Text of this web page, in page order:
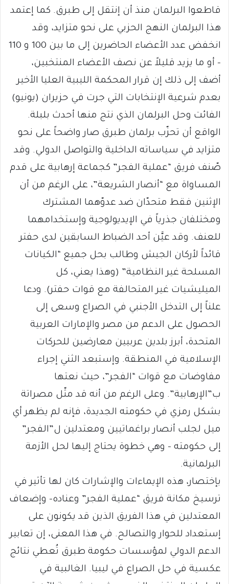
قاطعوا البرلمان منذ أن إنتقل إلى طبرق. كما إعتمد
هذا البرلمان النهج الحزبي على نحو متزايد، وقد
انخفض عدد الأعضاء الحاضرين إلى ما بين 100 و 110
– أو ما يزيد قليلاً عن نصف الأعضاء المنتخبين،
أضف إلى ذلك إن قرار المحكمة الليبية العليا الأخير
بعدم شرعية الإنتخابات التي جرت في حزيران (يونيو)
الفائت وحل البرلمان الذي نتج منها أحدث بلبلة.
الواقع أن تحزّب برلمان طبرق صار واضحاً على نحو
متزايد في سياساته الداخلية والتواصل الدولي. وقد
صّنف فريق “عملية الفجر” كجماعة إرهابية على قدم
المساواة مع “أنصار الشريعة”، على الرغم من أن
الإثنين فقط متحدّان ضد عدوّهما المشترك
ومختلفان جذرياً في الإيديولوجية وإستخدامهما
للعنف. وقد عيَّن أحد الضباط السابقين لدى حفتر
قائداً لأركان الجيش وطالب بحل جميع “الكيانات
المسلحة غير النظامية” (وهذا يعني، كل
الميليشيات غير المتحالفة مع قوات حفتر). ودعا
علناً إلى التدخل الأجنبي في الصراع وسعى إلى
الحصول على الدعم من مصر والإمارات العربية
المتحدة، أبرز بلدين عربيين معارضين للحركات
الإسلامية في المنطقة. وإستبعد الثني إجراء
مفاوضات مع قوات “الفجر”، حيث نعتها
ب”الإرهابية”. وعلى الرغم من أنه قد مثّل مصراتة
بشكل رمزي في حكومته الجديدة، فإنه لم يظهر أي
ميل لجلب أنصار براغماتيين ومعتدلين ل”الفجر”
إلى حكومته – وهي خطوة يحتاج إليها لحل الأزمة
البرلمانية.
بإختصار، هذه الإيماءات والإشارات كان لها تأثير في
ترسيخ مكانة فريق “عملية الفجر” وعناده- وإضعاف
المعتدلين في هذا الفريق الذين قد يكونون على
إستعداد للحوار والتصالح. في هذا المعنى، إن تعابير
الدعم الدولي لمؤسسات حكومة طبرق تُعطي نتائج
عكسية في حل الصراع في ليبيا. الغالبية في